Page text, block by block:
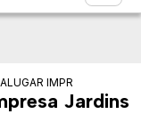
PARA EMPRESA
ALUGAR IMPRESSORAS
Jardins